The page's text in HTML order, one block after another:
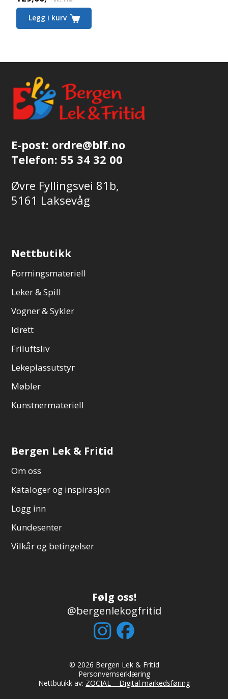
Legg i kurv
E-post: ordre@blf.no
Telefon: 55 34 32 00
Øvre Fyllingsvei 81b,
5161 Laksevåg
Nettbutikk
Formingsmateriell
Leker & Spill
Vogner & Sykler
Idrett
Friluftsliv
Lekeplassutstyr
Møbler
Kunstnermateriell
Bergen Lek & Fritid
Om oss
Kataloger og inspirasjon
Logg inn
Kundesenter
Vilkår og betingelser
Følg oss!
@bergenlekogfritid
© 2026 Bergen Lek & Fritid
Personvernserklæring
Nettbutikk av: ZOCIAL – Digital markedsføring